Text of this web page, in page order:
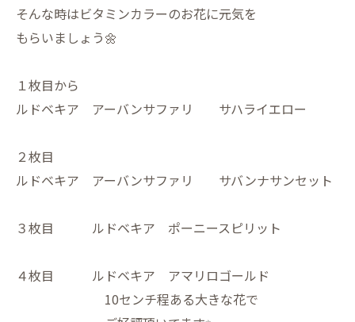
そんな時はビタミンカラーのお花に元気を
もらいましょう🌼
１枚目から
ルドベキア アーバンサファリ サハライエロー
２枚目
ルドベキア アーバンサファリ サバンナサンセット
３枚目 ルドベキア ポーニースピリット
４枚目 ルドベキア アマリロゴールド
10センチ程ある大きな花で